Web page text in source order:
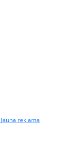
Jauna reklama